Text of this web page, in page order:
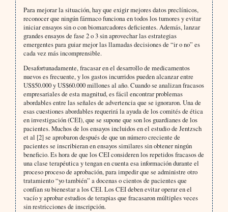
Para mejorar la situación, hay que exigir mejores datos preclínicos,
reconocer que ningún fármaco funciona en todos los tumores y evitar
iniciar ensayos sin o con biomarcadores deficientes. Además, lanzar
grandes ensayos de fase 2 o 3 sin aprovechar las estrategias
emergentes para guiar mejor las llamadas decisiones de “ir o no” es
cada vez más incomprensible.
Desafortunadamente, fracasar en el desarrollo de medicamentos
nuevos es frecuente, y los gastos incurridos pueden alcanzar entre
US$50.000 y US$60.000 millones al año. Cuando se analizan fracasos
empresariales de esta magnitud, es fácil encontrar problemas
abordables entre las señales de advertencia que se ignoraron. Una de
esas cuestiones abordables requerirá la ayuda de los comités de ética
en investigación (CEI), que se supone que son los guardianes de los
pacientes. Muchos de los ensayos incluidos en el estudio de Jentzsch
et al [2] se aprobaron después de que un número creciente de
pacientes se inscribieran en ensayos similares sin obtener ningún
beneficio. Es hora de que los CEI consideren los repetidos fracasos de
una clase terapéutica y tengan en cuenta esa información durante el
proceso proceso de aprobación, para impedir que se administre otro
tratamiento “yo también” a docenas o cientos de pacientes que
confían su bienestar a los CEI. Los CEI deben evitar operar en el
vacío y aprobar estudios de terapias que fracasaron múltiples veces
sin restricciones de inscripción.